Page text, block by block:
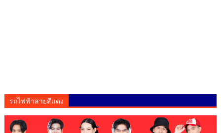
รถไฟฟ้าสายสีแดง